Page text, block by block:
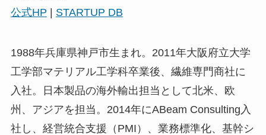
公式HP | STARTUP DB
1988年兵庫県神戸市生まれ。2011年大阪府立大学
工学部マテリアル工学科卒業後、繊維専門商社に
入社。日本製品の海外輸出担当として北米、欧
州、アジアを担当。2014年にABeam Consulting入
社し、経営統合支援（PMI）、業務標準化、基幹シ